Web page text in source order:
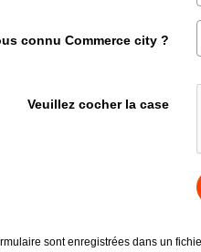
connu Commerce city ?
Veuillez cocher la case
sont enregistrées dans un